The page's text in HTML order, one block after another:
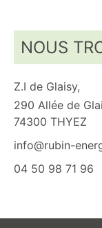
NOUS
Z.I de Glaisy,
290 Allée de
74300 THYEZ
info@rubin-
04 50 98 71 96